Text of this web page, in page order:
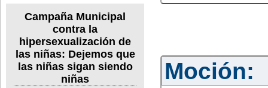
Campaña Municipal
contra la
hipersexualización de
las niñas: Dejemos que
las niñas sigan siendo
niñas
Moción: